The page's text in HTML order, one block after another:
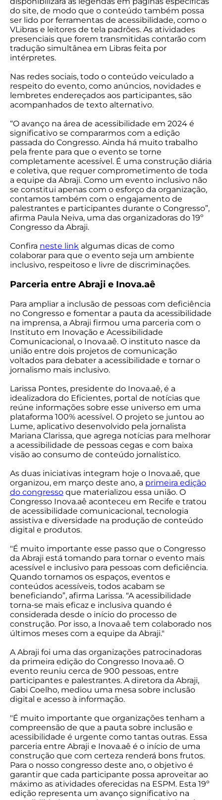
do site, de modo que o conteúdo também possa
ser lido por ferramentas de acessibilidade, como o
VLibras e leitores de tela padrões. As atividades
presenciais que forem transmitidas contarão com
tradução simultânea em Libras feita por
intérpretes.
Nas redes sociais, todo o conteúdo veiculado a
respeito do evento, como anúncios, novidades e
lembretes endereçados aos participantes, são
acompanhados de texto alternativo.
“O avanço na área de acessibilidade em 2024 é
significativo se compararmos com a edição
passada do Congresso. Ainda há muito trabalho
pela frente para que o evento se torne
completamente acessível. É uma construção diária
e coletiva, que requer comprometimento de toda
a equipe da Abraji. Como um evento inclusivo não
se constitui apenas com o esforço da organização,
contamos também com o engajamento de
palestrantes e participantes durante o Congresso”,
afirma Paula Neiva, uma das organizadoras do 19º
Congresso da Abraji.
Confira neste link algumas dicas de como
colaborar para que o evento seja um ambiente
inclusivo, respeitoso e livre de discriminações.
Parceria entre Abraji e Inova.aê
Para ampliar a inclusão de pessoas com deficiência
no Congresso e fomentar a pauta da acessibilidade
na imprensa, a Abraji firmou uma parceria com o
Instituto em Inovação e Acessibilidade
Comunicacional, o Inova.aê. O instituto nasce da
união entre dois projetos de comunicação
voltados para debater a acessibilidade e tornar o
jornalismo mais inclusivo.
Larissa Pontes, presidente do Inova.aê, é a
idealizadora do Eficientes, portal de notícias que
reúne informações sobre esse universo em uma
plataforma 100% acessível. O projeto se juntou ao
Lume, aplicativo desenvolvido pela jornalista
Mariana Clarissa, que agrega notícias para melhorar
a acessibilidade de pessoas cegas e com baixa
visão ao consumo de conteúdo jornalístico.
As duas iniciativas integram hoje o Inova.aê, que
organizou, em março deste ano, a primeira edição
do congresso que materializou essa união. O
Congresso Inova.aê aconteceu em Recife e tratou
de acessibilidade comunicacional, tecnologia
assistiva e diversidade na produção de conteúdo
digital e produtos.
"É muito importante esse passo que o Congresso
da Abraji está tomando para tornar o evento mais
acessível e inclusivo para pessoas com deficiência.
Quando tornamos os espaços, eventos e
conteúdos acessíveis, todos acabam se
beneficiando”, afirma Larissa. “A acessibilidade
torna-se mais eficaz e inclusiva quando é
considerada desde o início do processo de
construção. Por isso, a Inova.aê tem colaborado nos
últimos meses com a equipe da Abraji."
A Abraji foi uma das organizações patrocinadoras
da primeira edição do Congresso Inova.aê. O
evento reuniu cerca de 900 pessoas, entre
participantes e palestrantes. A diretora da Abraji,
Gabi Coelho, mediou uma mesa sobre inclusão
digital e acesso à informação.
"É muito importante que organizações tenham a
compreensão de que a pauta sobre inclusão e
acessibilidade é urgente como tantas outras. Essa
parceria entre Abraji e Inova.aê é o início de uma
construção que com certeza renderá bons frutos.
Para o nosso congresso deste ano, o objetivo é
garantir que cada participante possa aproveitar ao
máximo as atividades oferecidas na ESPM. Esta 19º
edição representa um avanço significativo na